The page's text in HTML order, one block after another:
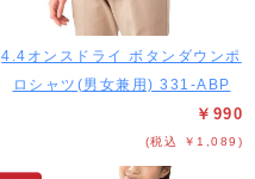
4.4オンスドライ ボタンダウンポ
ロシャツ(男女兼用) 331-ABP
￥990
(税込 ￥1,089)